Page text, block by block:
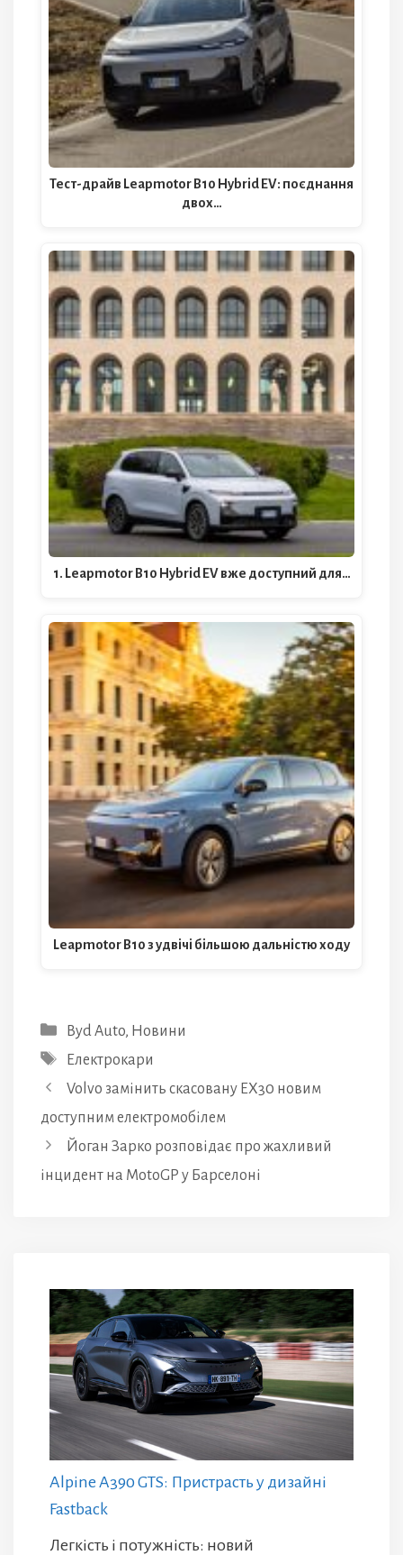
Тест-драйв Leapmotor B10 Hybrid EV: поєднання
двох…
1. Leapmotor B10 Hybrid EV вже доступний для…
Leapmotor B10 з удвічі більшою дальністю ходу
Категорії
Byd Auto, Новини
Позначки
Електрокари
Volvo замінить скасовану EX30 новим
доступним електромобілем
Йоган Зарко розповідає про жахливий
інцидент на MotoGP у Барселоні
Alpine A390 GTS: Пристрасть у дизайні
Fastback
Легкість і потужність: новий